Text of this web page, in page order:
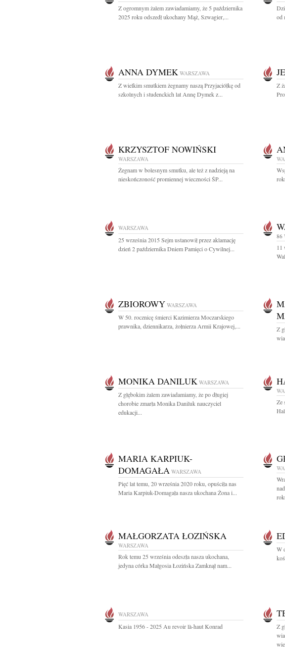
Z ogromnym żalem zawiadamiamy, że 5 października
2025 roku odszedł ukochany Mąż, Szwagier,...
od
ANNA DYMEK WARSZAWA
Z wielkim smutkiem żegnamy naszą Przyjaciółkę od
szkolnych i studenckich lat Annę Dymek z...
Z
KRZYSZTOF NOWIŃSKI
WARSZAWA
Żegnam w bolesnym smutku, ale też z nadzieją na
nieskończoność promiennej wieczności ŚP...
WARSZAWA
25 września 2015 Sejm ustanowił przez aklamację
dzień 2 października Dniem Pamięci o Cywilnej...
86
11
ZBIOROWY WARSZAWA
W 50. rocznicę śmierci Kazimierza Moczarskiego
prawnika, dziennikarza, żołnierza Armii Krajowej,...
Z
MONIKA DANILUK WARSZAWA
Z głębokim żalem zawiadamiamy, że po długiej
chorobie zmarła Monika Daniluk nauczyciel
edukacji...
Ze
MARIA KARPIUK-
DOMAGAŁA WARSZAWA
Pięć lat temu, 20 września 2020 roku, opuściła nas
Maria Karpiuk-Domagała nasza ukochana Żona i...
MAŁGORZATA ŁOZIŃSKA
WARSZAWA
Rok temu 25 września odeszła nasza ukochana,
jedyna córka Małgosia Łozińska Zamknął nam...
W
WARSZAWA
Kasia 1956 - 2025 Au revoir là-haut Konrad
Z